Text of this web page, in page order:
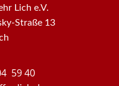
Lich e.V.
Straße 13
59 40